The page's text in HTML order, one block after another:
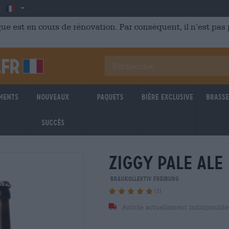
France
est en cours de rénovation. Par conséquent, il n’est
Nouveaux
succès
Paquets Bière Exclusive
ziggy pale ale
Braukollektiv Freiburg
(1)
Article actuellement indisponible